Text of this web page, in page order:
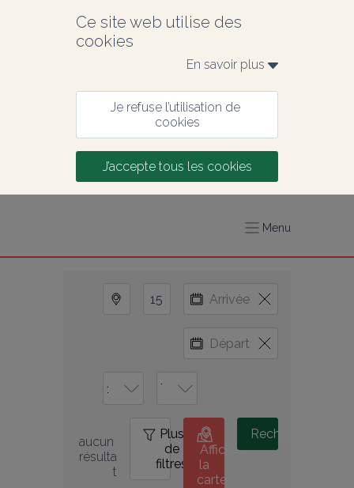
Ce site web utilise des
cookies
En savoir plus
Je refuse l’utilisation de
cookies
J’accepte tous les cookies
Menu
aucun
résulta
t
Plus
de
filtres
Afficher
la
carte
Rechercher